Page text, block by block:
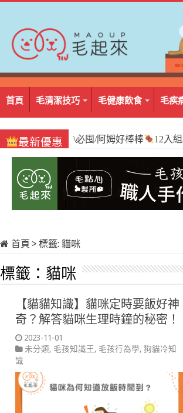
首頁 毛清潔技巧 毛健康飲食 毛疾
最新優惠 \必囤/阿姆好棒棒 12入
首頁 > 標籤: 貓咪
標籤： 貓咪
【貓貓知識】貓咪定時要飯好神
奇？解答貓咪生理時鐘的秘密！
2023-11-01
未分類, 毛孩知識王, 毛孩行為學, 狗貓冷知
識